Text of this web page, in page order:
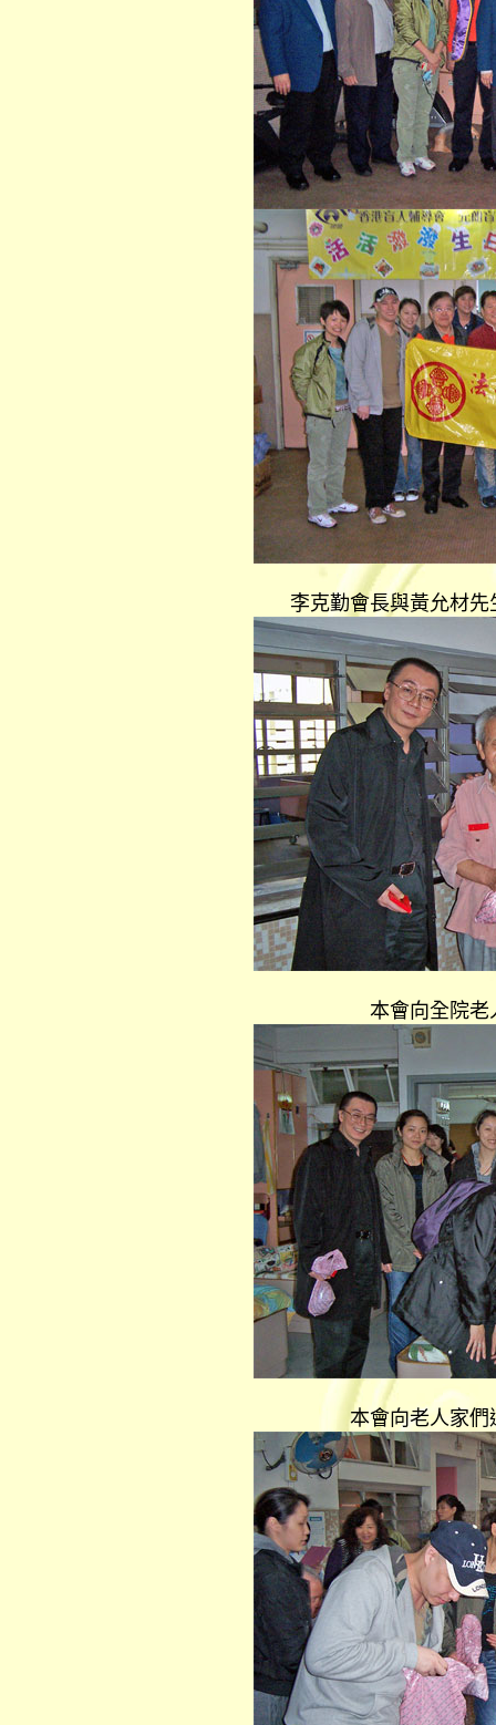
李克勤會長與黃允材
本會向全院老
本會向老人家